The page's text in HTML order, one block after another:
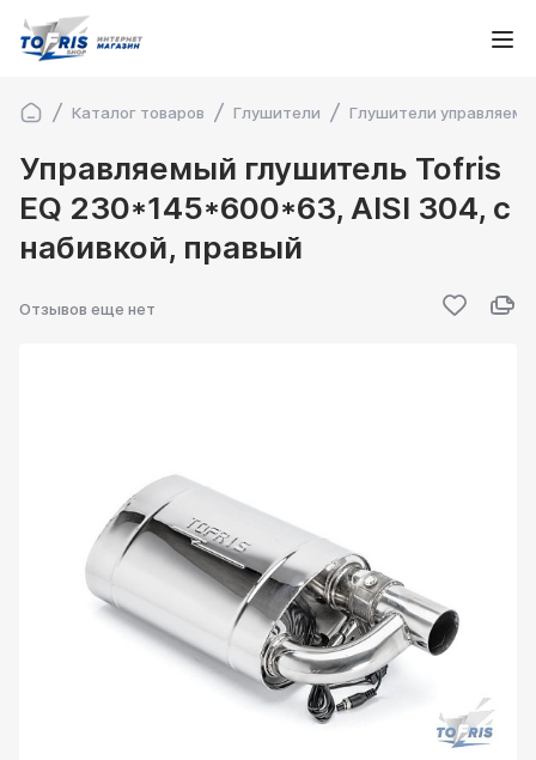
Каталог товаров Глушители Глушители
Управляемый глушитель Tofris
EQ 230*145*600*63, AISI 304, с
набивкой, правый
Отзывов еще нет